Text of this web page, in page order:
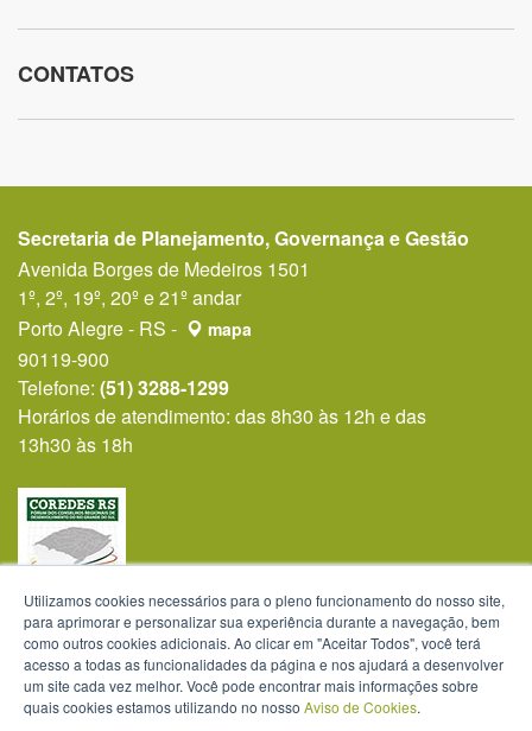
CONTATOS
Secretaria de Planejamento, Governança e Gestão
Avenida Borges de Medeiros 1501
1º, 2º, 19º, 20º e 21º andar
Porto Alegre - RS -
mapa
90119-900
Telefone: (51) 3288-1299
Horários de atendimento: das 8h30 às 12h e das
13h30 às 18h
Utilizamos cookies necessários para o pleno funcionamento do nosso site,
para aprimorar e personalizar sua experiência durante a navegação, bem
como outros cookies adicionais. Ao clicar em "Aceitar Todos", você terá
acesso a todas as funcionalidades da página e nos ajudará a desenvolver
um site cada vez melhor. Você pode encontrar mais informações sobre
quais cookies estamos utilizando no nosso Aviso de Cookies.